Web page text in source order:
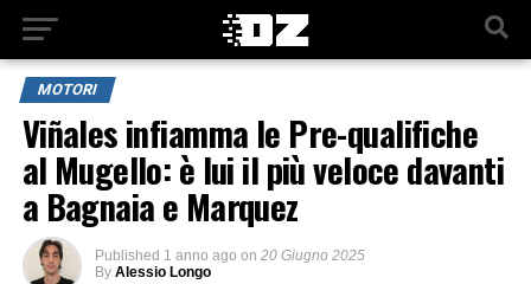
MOTORI
Viñales infiamma le Pre-qualifiche
al Mugello: è lui il più veloce davanti
a Bagnaia e Marquez
Published 1 anno ago on 20 Giugno 2025
By Alessio Longo